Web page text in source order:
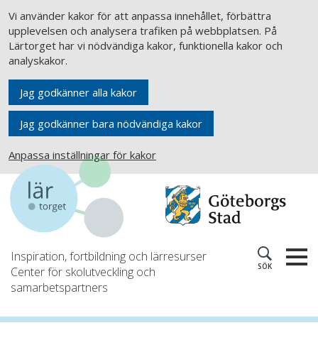
Vi använder kakor för att anpassa innehållet, förbättra
upplevelsen och analysera trafiken på webbplatsen. På
Lärtorget har vi nödvändiga kakor, funktionella kakor och
analyskakor.
Jag godkänner alla kakor
Jag godkänner bara nödvändiga kakor
Anpassa inställningar för kakor
Inspiration, fortbildning och lärresurser
Center för skolutveckling och
samarbetspartners
SÖK